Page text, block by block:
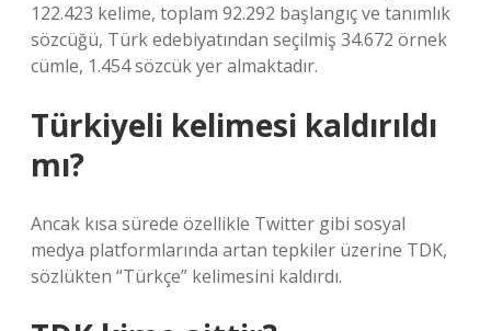
122.423 kelime, toplam 92.292 başlangıç ​​ve tanımlık
sözcüğü, Türk edebiyatından seçilmiş 34.672 örnek
cümle, 1.454 sözcük yer almaktadır.
Türkiyeli kelimesi kaldırıldı
mı?
Ancak kısa sürede özellikle Twitter gibi sosyal
medya platformlarında artan tepkiler üzerine TDK,
sözlükten “Türkçe” kelimesini kaldırdı.